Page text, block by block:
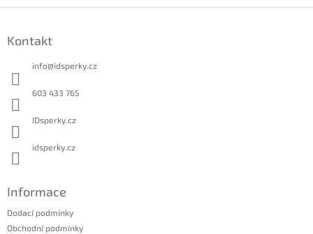
Kontakt
info@idsperky.cz
603 433 765
IDsperky.cz
idsperky.cz
Informace
Dodací podmínky
Obchodní podmínky